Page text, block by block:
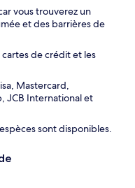
vous trouverez un
et des barrières de
de crédit et les
Mastercard,
JCB International et
sont disponibles.